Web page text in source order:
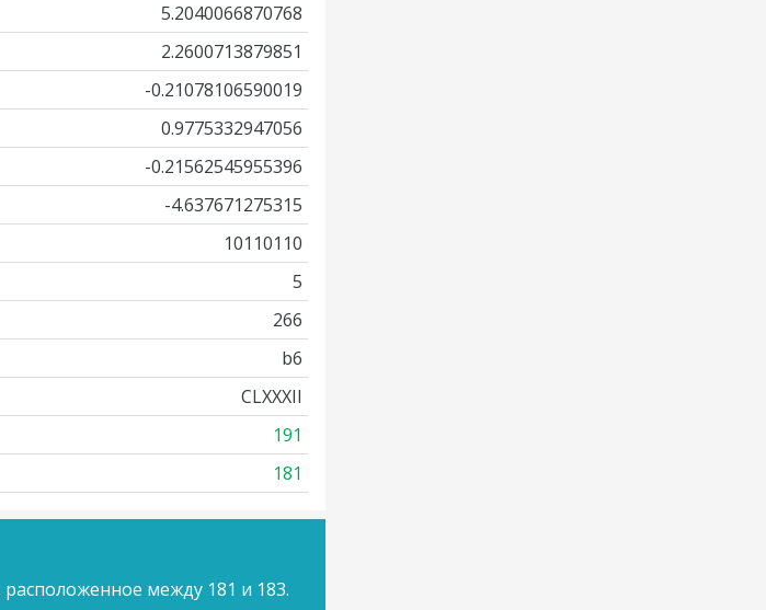
5.2040066870768
2.2600713879851
-0.21078106590019
0.9775332947056
-0.21562545955396
-4.637671275315
10110110
5
266
b6
CLXXXII
191
181
между 181 и 183.